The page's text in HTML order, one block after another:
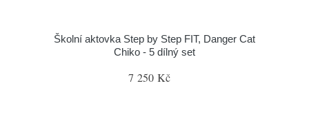
Školní aktovka Step by Step FIT, Danger Cat
Chiko - 5 dílný set
7 250 Kč